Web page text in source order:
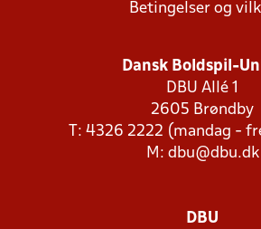
Betingelser og
Dansk Boldspil-
DBU Allé 1
2605 Brøndby
T: 4326 2222 (mandag -
M: dbu@dbu.dk
DBU